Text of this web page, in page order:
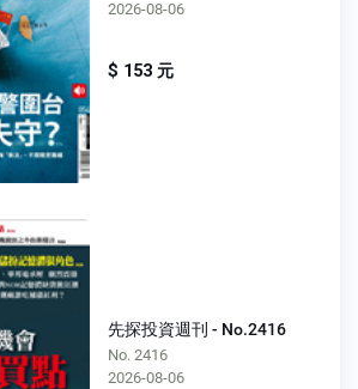
2026-08-06
$ 153 元
先探投資週刊 - No.2416
No. 2416
2026-08-06